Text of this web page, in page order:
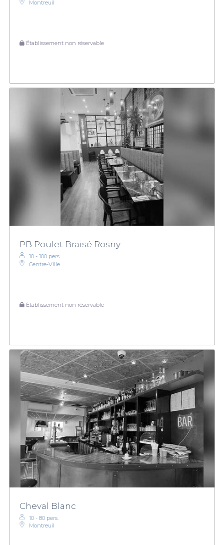
Montreuil
Établissement non réservable
PB Poulet Braisé Rosny
10 - 100 pers.
Centre-Ville
Établissement non réservable
Cheval Blanc
10 - 80 pers.
Montreuil